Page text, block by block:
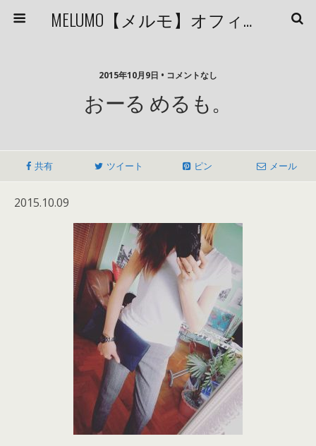
MELUMO【メルモ】オフィシャルブログ
2015年10月9日 • コメントなし
おーる めるも。
共有 ツイート ピン メール
2015.10.09